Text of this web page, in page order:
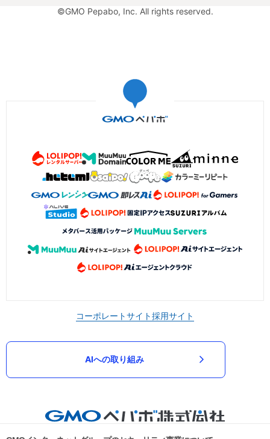
©GMO Pepabo, Inc. All rights reserved.
コーポレートサイト採用サイト
AIへの取り組み